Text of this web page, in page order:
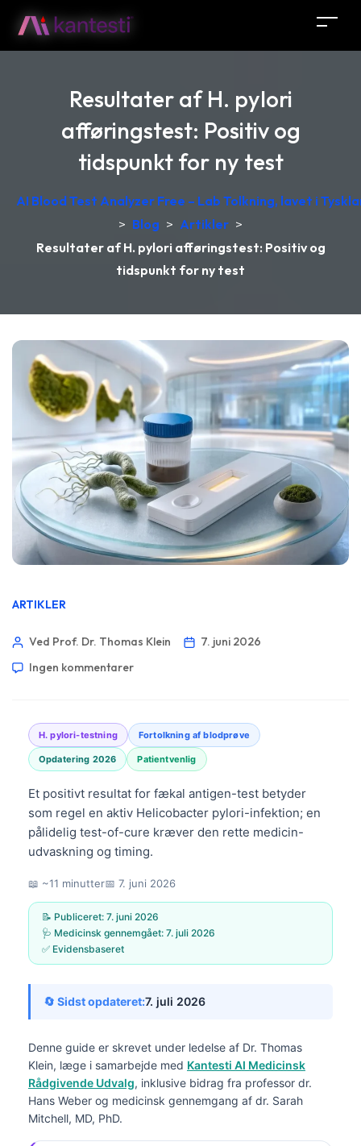
Resultater af H. pylori
afføringstest: Positiv og
tidspunkt for ny test
AI Blood Test Analyzer Free – Lab Tolkning, lavet i
> Blog > Artikler >
Resultater af H. pylori afføringstest: Positiv og
tidspunkt for ny test
ARTIKLER
Ved Prof. Dr. Thomas Klein
7. juni 2026
Ingen kommentarer
H. pylori-testning Fortolkning af blodprøve
Opdatering 2026 Patientvenlig
Et positivt resultat for fækal antigen-test betyder
som regel en aktiv Helicobacter pylori-infektion; en
pålidelig test-of-cure kræver den rette medicin-
udvaskning og timing.
📖 ~11 minutter📅 7. juni 2026
📝 Publiceret: 7. juni 2026
🩺 Medicinsk gennemgået: 7. juli 2026
✅ Evidensbaseret
🔄 Sidst opdateret:7. juli 2026
Denne guide er skrevet under ledelse af Dr. Thomas
Klein, læge i samarbejde med Kantesti AI Medicinsk
Rådgivende Udvalg, inklusive bidrag fra professor dr.
Hans Weber og medicinsk gennemgang af dr. Sarah
Mitchell, MD, PhD.